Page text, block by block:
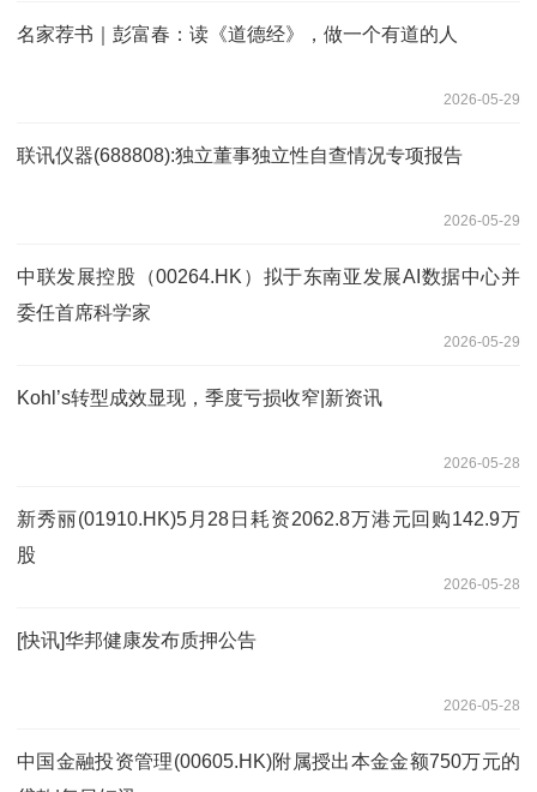
名家荐书｜彭富春：读《道德经》，做一个有道的人
2026-05-29
联讯仪器(688808):独立董事独立性自查情况专项报告
2026-05-29
中联发展控股（00264.HK）拟于东南亚发展AI数据中心并
委任首席科学家
2026-05-29
Kohl’s转型成效显现，季度亏损收窄|新资讯
2026-05-28
新秀丽(01910.HK)5月28日耗资2062.8万港元回购142.9万
股
2026-05-28
[快讯]华邦健康发布质押公告
2026-05-28
中国金融投资管理(00605.HK)附属授出本金金额750万元的